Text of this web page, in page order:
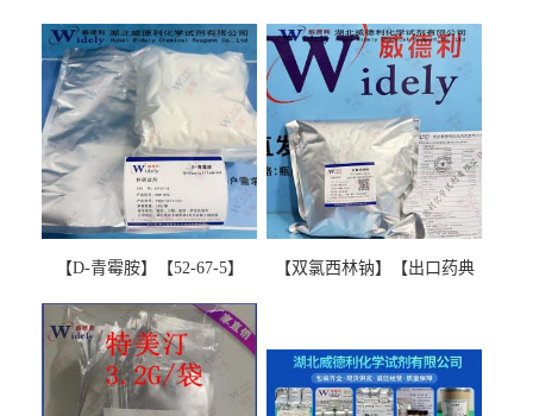
【D-青霉胺】【52-67-5】
图谱检测方法现货供应咨询
张军52-67-5
【双氯西林钠】【出口药典